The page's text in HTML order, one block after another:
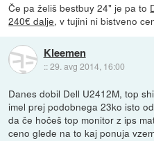
Če pa želiš bestbuy 24" je pa to
240€ dalje, v tujini ni bistveno
Kleemen
::29. avg 2014, 16:00
Danes dobil Dell U2412M, top
imel prej podobnega 23ko isto
da če hočeš top monitor z ips
ceno glede na to kaj ponuja